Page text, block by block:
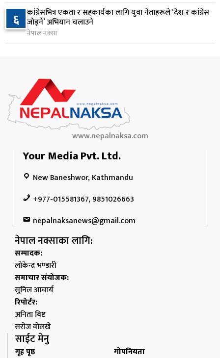
१०
२५० रुपैयाँको सामान किन्दा कञ्चनपुरका उपभोक्ताले
जिते १० लाख
६ घण्टा अघि
६ कांग्रेसभित्र एकता र सहकार्यका लागि युवा नेताहरूले ‘देश र कांग्रेस
जोड्ने’ अभियान चलाउने
नेपाल नक्सा
www.nepalnaksa.com
Your Media Pvt. Ltd.
New Baneshwor, Kathmandu
+977-015581367, 9851026663
nepalnaksanews@gmail.com
नेपाल नक्साका लागि:
सम्पादक:
लोकेन्द्र भण्डारी
समाचार संयोजक:
सुनिल आचार्य
रिपोर्टर:
अनिता बिष्ट
सरोज वोलखे
साईट मेनु
गृह पृष्ठ गोपनियता